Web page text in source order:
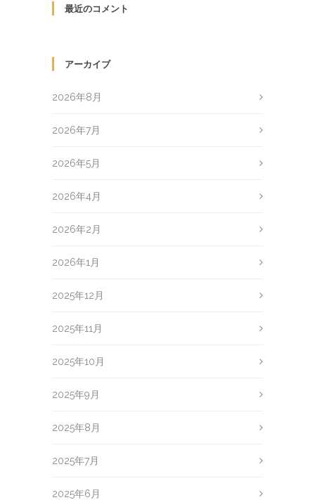
最近のコメント
アーカイブ
2026年8月
2026年7月
2026年5月
2026年4月
2026年2月
2026年1月
2025年12月
2025年11月
2025年10月
2025年9月
2025年8月
2025年7月
2025年6月